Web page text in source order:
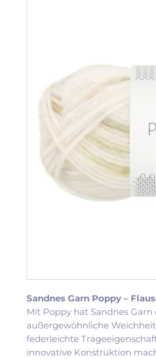
Sandnes Garn Poppy –
Mit Poppy hat Sandnes Garn
außergewöhnliche
federleichte
innovative Konstruktion